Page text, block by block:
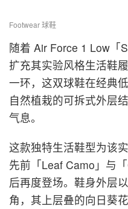
Footwear 球鞋
随着 Air Force 1 Low「
扩充其实验风格生活鞋
一环，这双球鞋在经典
自然植栽的可拆式外层
气息。
这款独特生活鞋型为该
先前「Leaf Camo」与
后再度登场。鞋身外层
角，其上层叠的向日葵